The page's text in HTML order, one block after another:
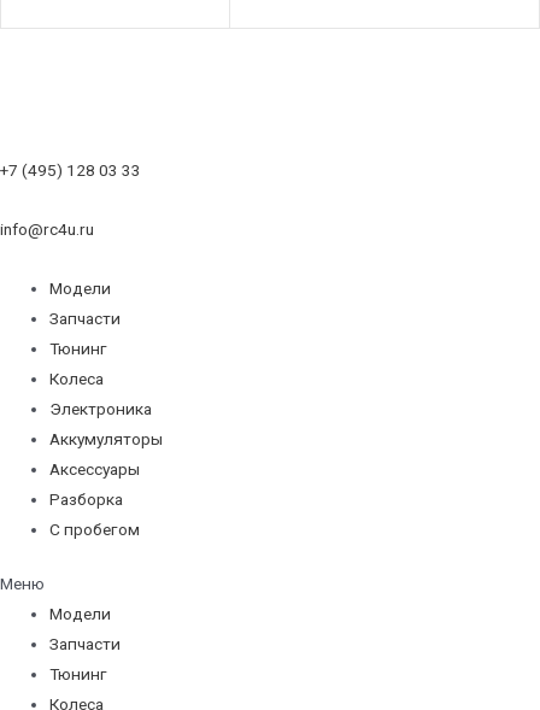
+7 (495) 128 03 33
info@rc4u.ru
Модели
Запчасти
Тюнинг
Колеса
Электроника
Аккумуляторы
Аксессуары
Разборка
С пробегом
Меню
Модели
Запчасти
Тюнинг
Колеса